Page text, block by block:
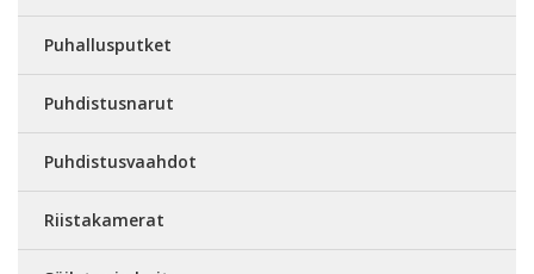
Puhallusputket
Puhdistusnarut
Puhdistusvaahdot
Riistakamerat